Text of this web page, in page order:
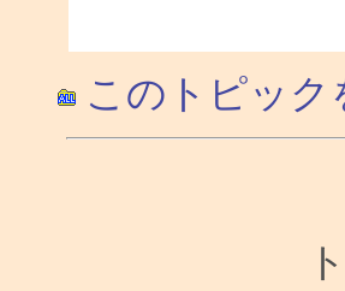
このトピック